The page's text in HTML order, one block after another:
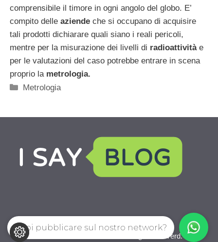
comprensibile il timore in ogni angolo del globo. E’
compito delle aziende che si occupano di acquisire
tali prodotti dichiarare quali siano i reali pericoli,
mentre per la misurazione dei livelli di radioattività e
per le valutazioni del caso potrebbe entrare in scena
proprio la metrologia.
Categorie
Metrologia
Aziendaleweb.com © 2026. All right reserverd.
Vuoi pubblicare sul nostro network?